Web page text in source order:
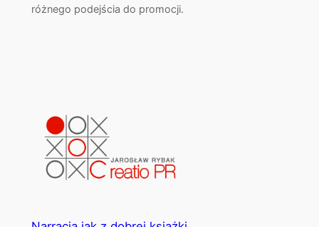
różnego podejścia do promocji.